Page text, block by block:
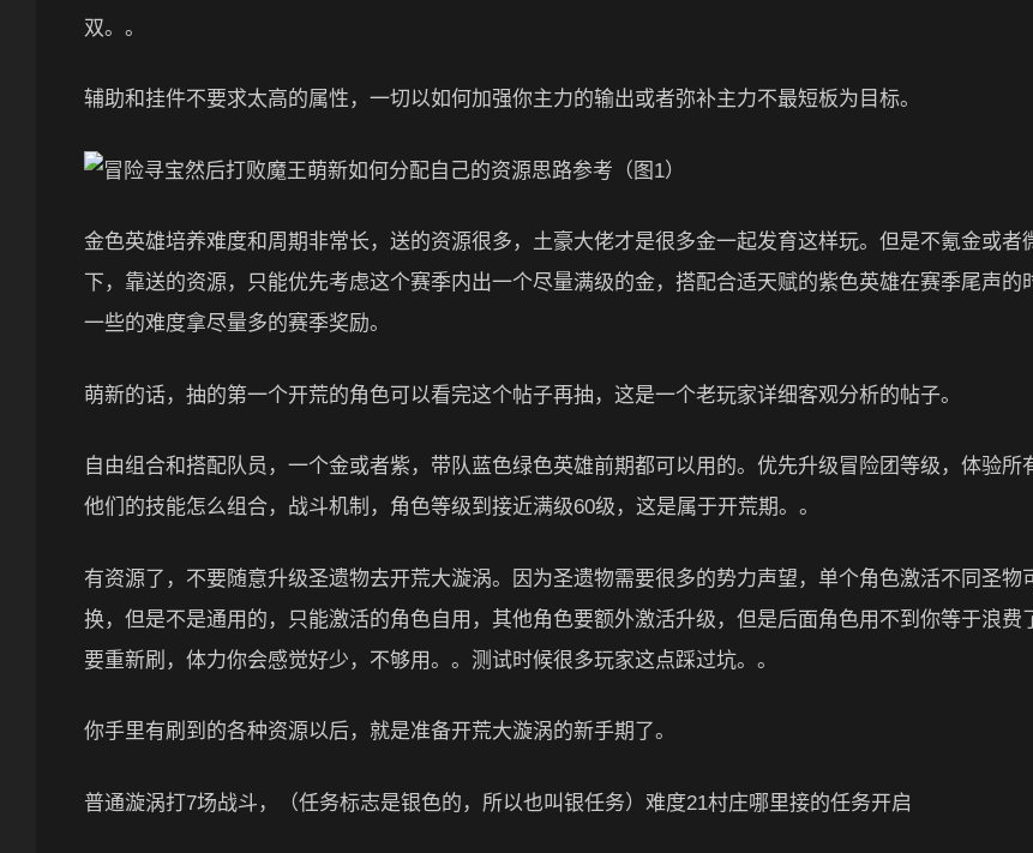
双。。
辅助和挂件不要求太高的属性，一切以如何加强你主力的输出或者弥补主力不最短板为目标。
金色英雄培养难度和周期非常长，送的资源很多，土豪大佬才是很多金一起发育这样玩。但是不氪金或者
下，靠送的资源，只能优先考虑这个赛季内出一个尽量满级的金，搭配合适天赋的紫色英雄在赛季尾声的
一些的难度拿尽量多的赛季奖励。
萌新的话，抽的第一个开荒的角色可以看完这个帖子再抽，这是一个老玩家详细客观分析的帖子。
自由组合和搭配队员，一个金或者紫，带队蓝色绿色英雄前期都可以用的。优先升级冒险团等级，体验所
他们的技能怎么组合，战斗机制，角色等级到接近满级60级，这是属于开荒期。。
有资源了，不要随意升级圣遗物去开荒大漩涡。因为圣遗物需要很多的势力声望，单个角色激活不同圣物
换，但是不是通用的，只能激活的角色自用，其他角色要额外激活升级，但是后面角色用不到你等于浪费
要重新刷，体力你会感觉好少，不够用。。测试时候很多玩家这点踩过坑。。
你手里有刷到的各种资源以后，就是准备开荒大漩涡的新手期了。
普通漩涡打7场战斗，（任务标志是银色的，所以也叫银任务）难度21村庄哪里接的任务开启